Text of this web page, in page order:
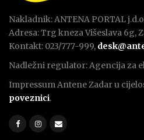
Nakladnik: ANTENA PORTAL
Adresa: Trg kneza Višeslava 6g,
Kontakt: 023/777-999,
Nadležni regulator: Agencija za
Impressum Antene Zadar u
poveznici.